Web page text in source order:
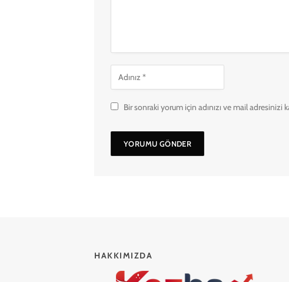
Bir sonraki yorum için adınızı ve mail adresinizi
HAKKIMIZDA